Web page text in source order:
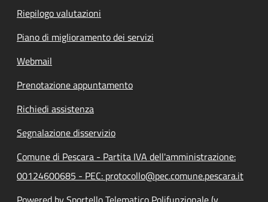
Riepilogo valutazioni
Piano di miglioramento dei servizi
Webmail
Prenotazione appuntamento
Richiedi assistenza
Segnalazione disservizio
Comune di Pescara - Partita IVA dell'amministrazione:
00124600685 - PEC: protocollo@pec.comune.pescara.it